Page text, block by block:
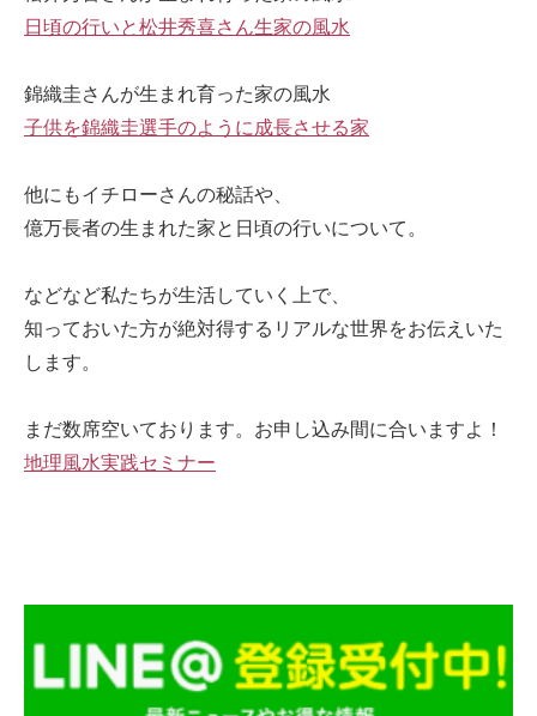
日頃の行いと松井秀喜さん生家の風水
錦織圭さんが生まれ育った家の風水
子供を錦織圭選手のように成長させる家
他にもイチローさんの秘話や、
億万長者の生まれた家と日頃の行いについて。
などなど私たちが生活していく上で、
知っておいた方が絶対得するリアルな世界をお伝えいた
します。
まだ数席空いております。お申し込み間に合いますよ！
地理風水実践セミナー